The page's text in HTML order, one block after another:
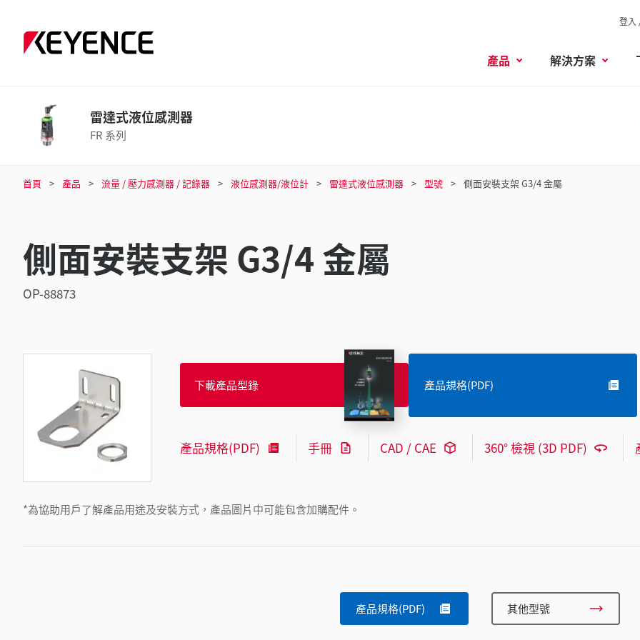
登入
產品 解決方案
雷達式液位感測器
FR 系列
首頁 產品 流量 / 壓力感測器 / 記錄器 液位感測器/液位計 雷達式液位感測器 型號 側面安裝支架 G3/4 金屬
側面安裝支架 G3/4 金屬
OP-88873
*為協助用戶了解產品用途及安裝方式，產品圖片中可能包含加購配件。
下載產品型錄 產品規格(PDF)
產品規格(PDF) 手冊 CAD / CAE 360° 檢視 (3D PDF)
產品規格(PDF) 其他型號